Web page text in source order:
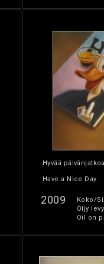
Hyvää
Have a Nice Day
2009
Koko/
Öljy
Oil on